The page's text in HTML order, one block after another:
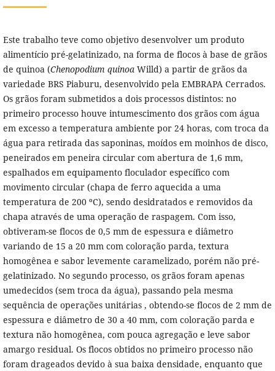
Este trabalho teve como objetivo desenvolver um produto
alimentício pré-gelatinizado, na forma de flocos à base de grãos
de quinoa (Chenopodium quinoaWilld) a partir de grãos da
variedade BRS Piaburu, desenvolvido pela EMBRAPA Cerrados.
Os grãos foram submetidos a dois processos distintos: no
primeiro processo houve intumescimento dos grãos com água
em excesso a temperatura ambiente por 24 horas, com troca da
água para retirada das saponinas, moídos em moinhos de disco,
peneirados em peneira circular com abertura de 1,6 mm,
espalhados em equipamento floculador específico com
movimento circular (chapa de ferro aquecida a uma
temperatura de 200 ºC), sendo desidratados e removidos da
chapa através de uma operação de raspagem. Com isso,
obtiveram-se flocos de 0,5 mm de espessura e diâmetro
variando de 15 a 20 mm com coloração parda, textura
homogênea e sabor levemente caramelizado, porém não pré-
gelatinizado. No segundo processo, os grãos foram apenas
umedecidos (sem troca da água), passando pela mesma
sequência de operações unitárias , obtendo-se flocos de 2 mm de
espessura e diâmetro de 30 a 40 mm, com coloração parda e
textura não homogênea, com pouca agregação e leve sabor
amargo residual. Os flocos obtidos no primeiro processo não
foram drageados devido à sua baixa densidade, enquanto que